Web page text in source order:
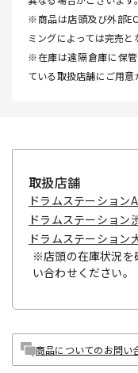
※商品は店頭及び外部
ミングによっては完売と
※在庫は遠隔倉庫に保
ている取扱店舗にご用意
取扱店舗
ドラムステーション
ドラムステーション
ドラムステーション
※店頭の在庫状況を
い合わせください。
商品についてのお問い